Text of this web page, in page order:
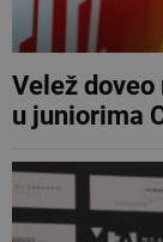
Velež
u juniorima